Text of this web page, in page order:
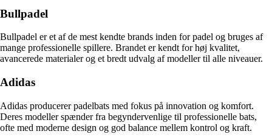
Bullpadel
Bullpadel er et af de mest kendte brands inden for padel og bruges af
mange professionelle spillere. Brandet er kendt for høj kvalitet,
avancerede materialer og et bredt udvalg af modeller til alle niveauer.
Adidas
Adidas producerer padelbats med fokus på innovation og komfort.
Deres modeller spænder fra begyndervenlige til professionelle bats,
ofte med moderne design og god balance mellem kontrol og kraft.